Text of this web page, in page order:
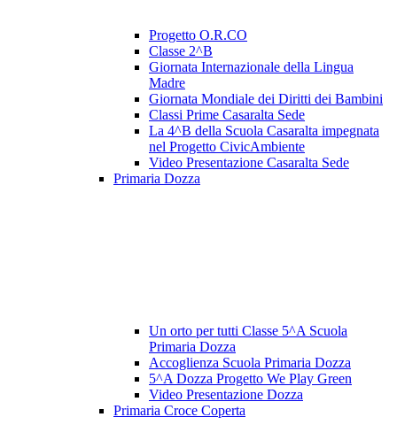
Progetto O.R.CO
Classe 2^B
Giornata Internazionale della Lingua
Madre
Giornata Mondiale dei Diritti dei Bambini
Classi Prime Casaralta Sede
La 4^B della Scuola Casaralta impegnata
nel Progetto CivicAmbiente
Video Presentazione Casaralta Sede
Primaria Dozza
Un orto per tutti Classe 5^A Scuola
Primaria Dozza
Accoglienza Scuola Primaria Dozza
5^A Dozza Progetto We Play Green
Video Presentazione Dozza
Primaria Croce Coperta